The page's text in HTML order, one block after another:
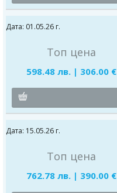
Дата: 01.05.26 г.
Топ цена
598.48 лв. | 306.00 €
Дата: 15.05.26 г.
Топ цена
762.78 лв. | 390.00 €